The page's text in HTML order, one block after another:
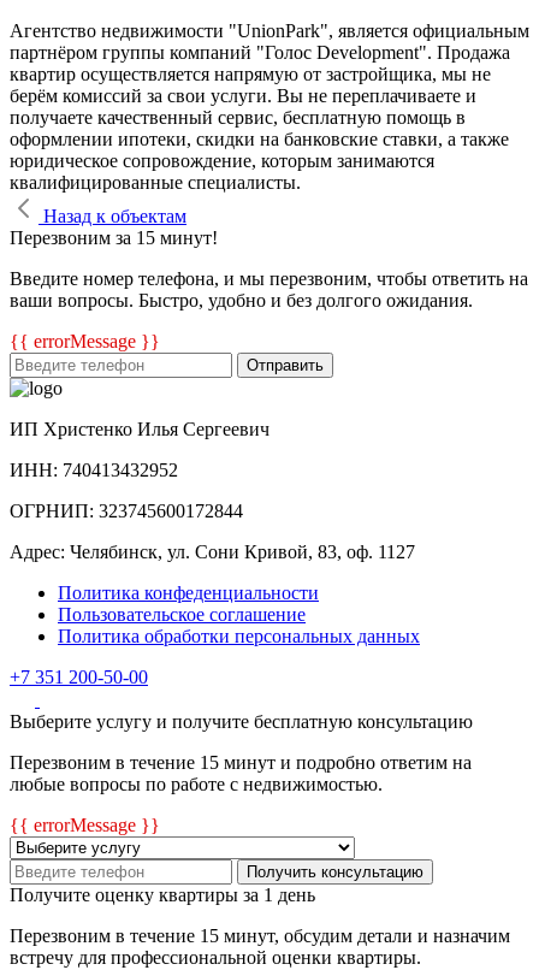
Агентство недвижимости "UnionPark", является официальным
партнёром группы компаний "Голос Development". Продажа
квартир осуществляется напрямую от застройщика, мы не
берём комиссий за свои услуги. Вы не переплачиваете и
получаете качественный сервис, бесплатную помощь в
оформлении ипотеки, скидки на банковские ставки, а также
юридическое сопровождение, которым занимаются
квалифицированные специалисты.
Назад к объектам
Перезвоним за 15 минут!
Введите номер телефона, и мы перезвоним, чтобы ответить на
ваши вопросы. Быстро, удобно и без долгого ожидания.
{{ errorMessage }}
Отправить
ИП Христенко Илья Сергеевич
ИНН: 740413432952
ОГРНИП: 323745600172844
Адрес: Челябинск, ул. Сони Кривой, 83, оф. 1127
Политика конфеденциальности
Пользовательское соглашение
Политика обработки персональных данных
+7 351 200-50-00
Выберите услугу и получите бесплатную консультацию
Перезвоним в течение 15 минут и подробно ответим на
любые вопросы по работе с недвижимостью.
{{ errorMessage }}
Получить консультацию
Получите оценку квартиры за 1 день
Перезвоним в течение 15 минут, обсудим детали и назначим
встречу для профессиональной оценки квартиры.